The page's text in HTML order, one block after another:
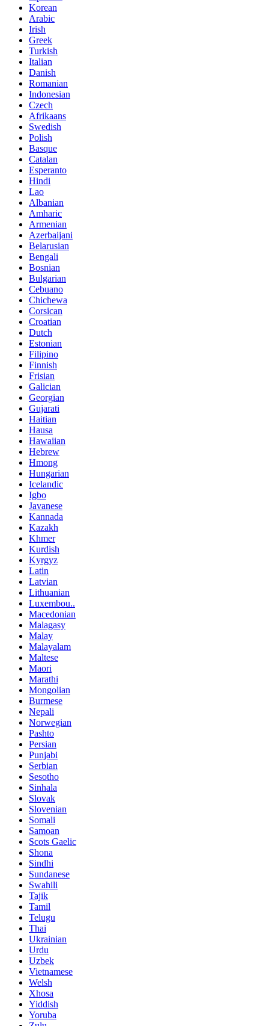
Korean
Arabic
Irish
Greek
Turkish
Italian
Danish
Romanian
Indonesian
Czech
Afrikaans
Swedish
Polish
Basque
Catalan
Esperanto
Hindi
Lao
Albanian
Amharic
Armenian
Azerbaijani
Belarusian
Bengali
Bosnian
Bulgarian
Cebuano
Chichewa
Corsican
Croatian
Dutch
Estonian
Filipino
Finnish
Frisian
Galician
Georgian
Gujarati
Haitian
Hausa
Hawaiian
Hebrew
Hmong
Hungarian
Icelandic
Igbo
Javanese
Kannada
Kazakh
Khmer
Kurdish
Kyrgyz
Latin
Latvian
Lithuanian
Luxembou..
Macedonian
Malagasy
Malay
Malayalam
Maltese
Maori
Marathi
Mongolian
Burmese
Nepali
Norwegian
Pashto
Persian
Punjabi
Serbian
Sesotho
Sinhala
Slovak
Slovenian
Somali
Samoan
Scots Gaelic
Shona
Sindhi
Sundanese
Swahili
Tajik
Tamil
Telugu
Thai
Ukrainian
Urdu
Uzbek
Vietnamese
Welsh
Xhosa
Yiddish
Yoruba